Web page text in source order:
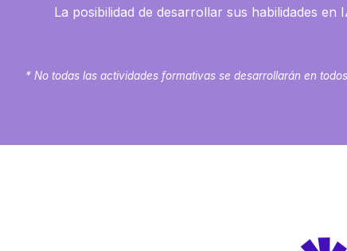
La posibilidad de desarrollar sus habilidades
* No todas las actividades formativas se desarrollarán en